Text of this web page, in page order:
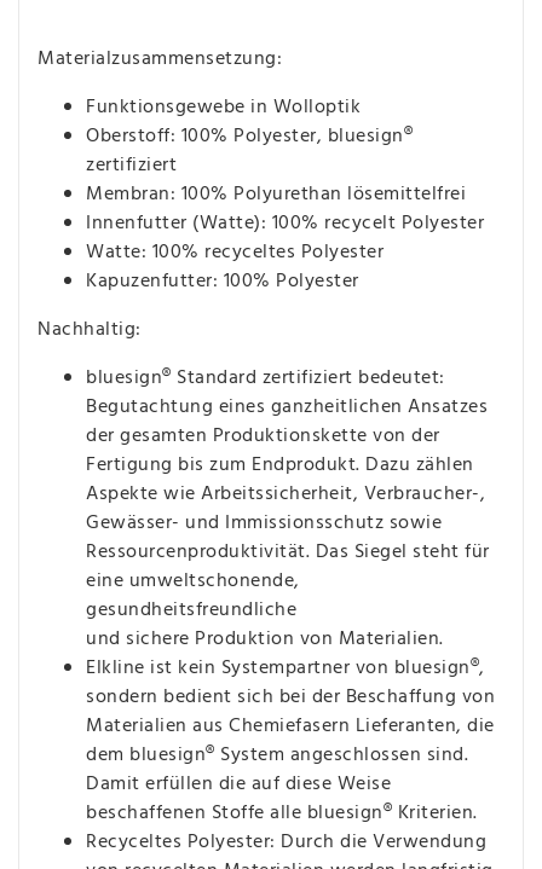
Materialzusammensetzung:
Funktionsgewebe in Wolloptik
Oberstoff: 100% Polyester, bluesign®
zertifiziert
Membran: 100% Polyurethan lösemittelfrei
Innenfutter (Watte): 100% recycelt Polyester
Watte: 100% recyceltes Polyester
Kapuzenfutter: 100% Polyester
Nachhaltig:
bluesign® Standard zertifiziert bedeutet:
Begutachtung eines ganzheitlichen Ansatzes
der gesamten Produktionskette von der
Fertigung bis zum Endprodukt. Dazu zählen
Aspekte wie Arbeitssicherheit, Verbraucher-,
Gewässer- und Immissionsschutz sowie
Ressourcenproduktivität. Das Siegel steht für
eine umweltschonende,
gesundheitsfreundliche
und sichere Produktion von Materialien.
Elkline ist kein Systempartner von bluesign®,
sondern bedient sich bei der Beschaffung von
Materialien aus Chemiefasern Lieferanten, die
dem bluesign® System angeschlossen sind.
Damit erfüllen die auf diese Weise
beschaffenen Stoffe alle bluesign® Kriterien.
Recyceltes Polyester: Durch die Verwendung